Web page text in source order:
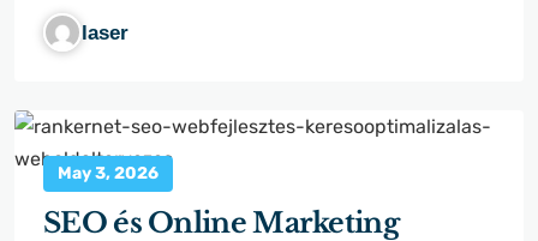
laser
May 3, 2026
SEO és Online Marketing